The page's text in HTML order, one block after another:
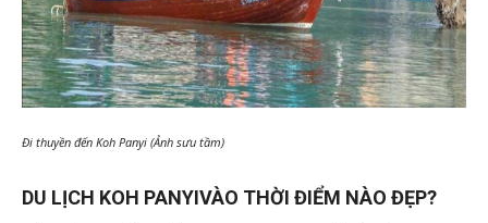
Đi thuyền đến Koh Panyi (Ảnh sưu tầm)
DU LỊCH KOH PANYIVÀO THỜI ĐIỂM NÀO ĐẸP?